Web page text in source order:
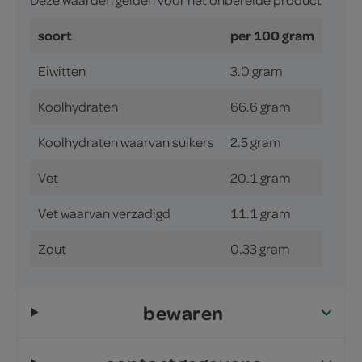
soort per 100 gram
Eiwitten 3.0 gram
Koolhydraten 66.6 gram
Koolhydraten waarvan suikers 2.5 gram
Vet 20.1 gram
Vet waarvan verzadigd 11.1 gram
Zout 0.33 gram
bewaren